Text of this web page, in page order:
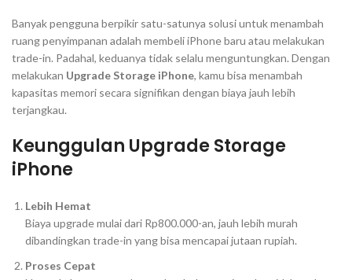
Banyak pengguna berpikir satu-satunya solusi untuk menambah
ruang penyimpanan adalah membeli iPhone baru atau melakukan
trade-in. Padahal, keduanya tidak selalu menguntungkan. Dengan
melakukan Upgrade Storage iPhone, kamu bisa menambah
kapasitas memori secara signifikan dengan biaya jauh lebih
terjangkau.
Keunggulan Upgrade Storage
iPhone
Lebih Hemat
Biaya upgrade mulai dari Rp800.000-an, jauh lebih murah
dibandingkan trade-in yang bisa mencapai jutaan rupiah.
Proses Cepat